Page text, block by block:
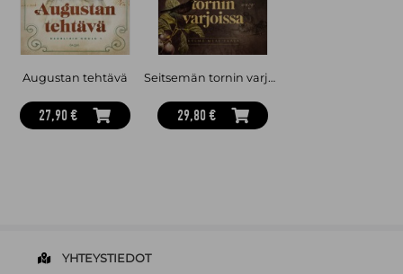
Augustan tehtävä
27,90 €
Seitsemän tornin varjoissa
29,80 €
YHTEYSTIEDOT